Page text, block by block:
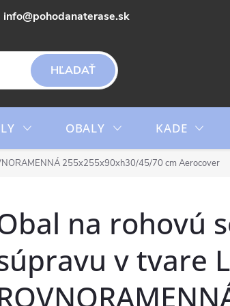
info@pohodanaterase.sk
HĽADAŤ
OBALY KADE
255x255x90xh30/45/70 cm Aerocover
na rohovú
v tvare